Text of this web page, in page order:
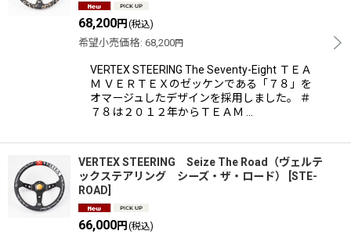
68,200円 (税込)
希望小売価格: 68,200円
VERTEX STEERING The Seventy-Eight ＴＥＡ
Ｍ ＶＥＲＴＥＸのゼッケンである「７８」を
オマージュしたデザインを採用しました。 ＃
７８は２０１２年からＴＥＡＭ …
VERTEX STEERING Seize The Road（ヴェルテ
ックステアリング シーズ・ザ・ロード）
STE-
ROAD
66,000円 (税込)